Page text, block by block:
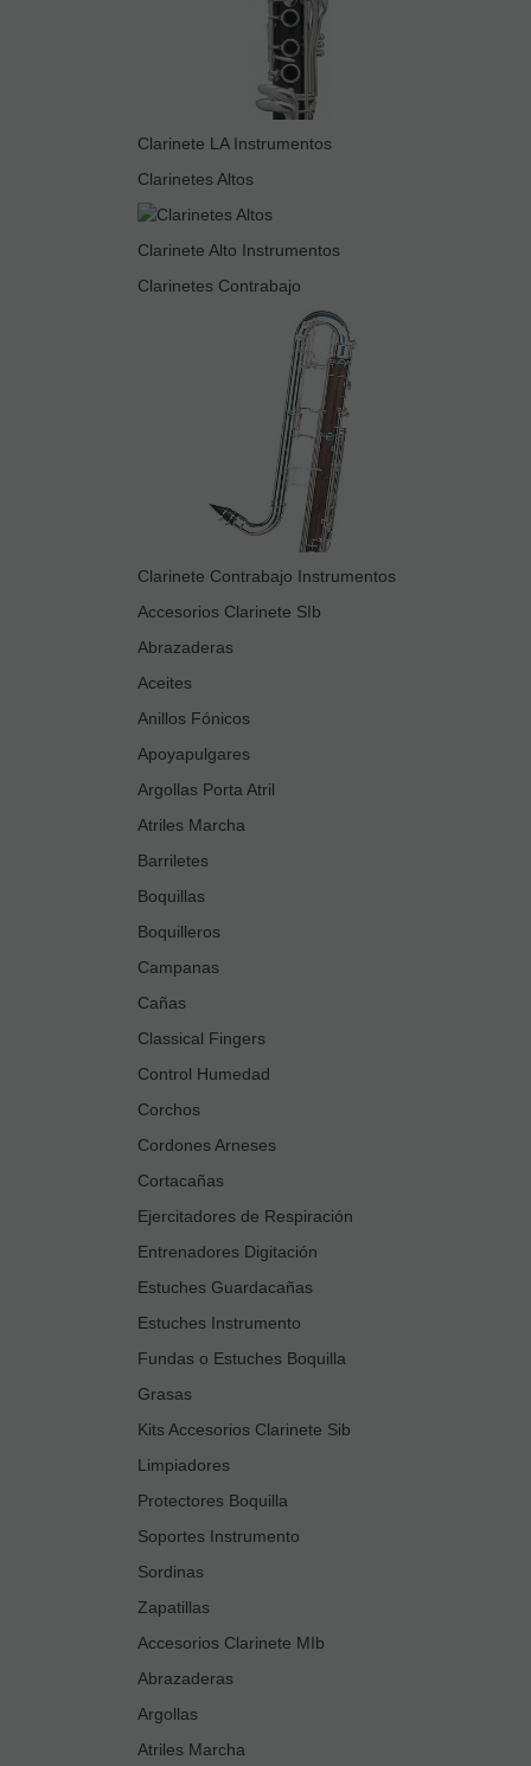
Clarinete LA Instrumentos
Clarinetes Altos
Clarinete Alto Instrumentos
Clarinetes Contrabajo
Clarinete Contrabajo Instrumentos
Accesorios Clarinete SIb
Abrazaderas
Aceites
Anillos Fónicos
Apoyapulgares
Argollas Porta Atril
Atriles Marcha
Barriletes
Boquillas
Boquilleros
Campanas
Cañas
Classical Fingers
Control Humedad
Corchos
Cordones Arneses
Cortacañas
Ejercitadores de Respiración
Entrenadores Digitación
Estuches Guardacañas
Estuches Instrumento
Fundas o Estuches Boquilla
Grasas
Kits Accesorios Clarinete Sib
Limpiadores
Protectores Boquilla
Soportes Instrumento
Sordinas
Zapatillas
Accesorios Clarinete MIb
Abrazaderas
Argollas
Atriles Marcha